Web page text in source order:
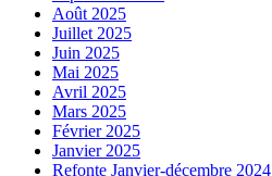
Août 2025
Juillet 2025
Juin 2025
Mai 2025
Avril 2025
Mars 2025
Février 2025
Janvier 2025
Refonte Janvier-décembre 2024